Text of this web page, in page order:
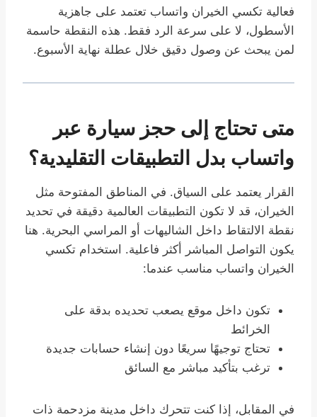
فعالية تكسي الخيران واتساب تعتمد على جاهزية
الأسطول، لا على سرعة الرد فقط. هذه النقطة حاسمة
لمن يبحث عن وصول دقيق خلال عطلة نهاية الأسبوع.
متى تحتاج إلى حجز سيارة عبر
واتساب بدل التطبيقات التقليدية؟
القرار يعتمد على السياق. في المناطق المفتوحة مثل
الخيران، قد لا تكون التطبيقات العالمية دقيقة في تحديد
نقطة الالتقاط داخل الشاليهات أو المراسي البحرية. هنا
يكون التواصل المباشر أكثر فاعلية. استخدام تكسي
الخيران واتساب مناسب عندما:
تكون داخل موقع يصعب تحديده بدقة على
الخرائط
تحتاج توجيهًا سريعًا دون إنشاء حسابات جديدة
ترغب بتأكيد مباشر مع السائق
في المقابل، إذا كنت تتحرك داخل مدينة مزدحمة ذات